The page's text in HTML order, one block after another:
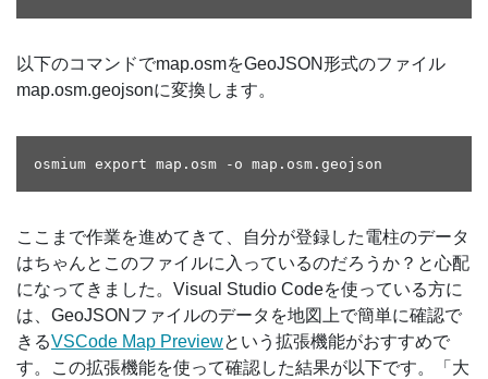
以下のコマンドでmap.osmをGeoJSON形式のファイル
map.osm.geojsonに変換します。
ここまで作業を進めてきて、自分が登録した電柱のデータ
はちゃんとこのファイルに入っているのだろうか？と心配
になってきました。Visual Studio Codeを使っている方に
は、GeoJSONファイルのデータを地図上で簡単に確認で
きるVSCode Map Previewという拡張機能がおすすめで
す。この拡張機能を使って確認した結果が以下です。「大